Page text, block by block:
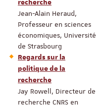
recherche
Jean-Alain Heraud,
Professeur en sciences
économiques, Université
de Strasbourg
Regards sur la
politique de la
recherche
Jay Rowell, Directeur de
recherche CNRS en